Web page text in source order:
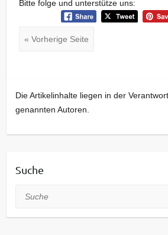
Bitte folge und unterstütze uns:
« Vorherige Seite
Die Artikelinhalte liegen in der
genannten Autoren.
Suche
Suche